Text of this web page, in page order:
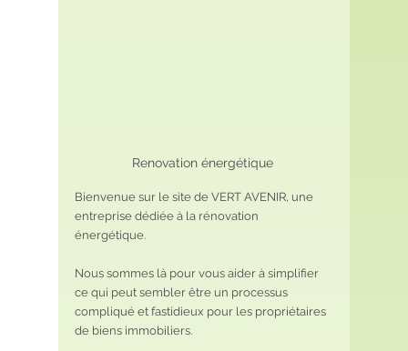
Renovation énergétique
Bienvenue sur le site de VERT AVENIR, une
entreprise dédiée à la rénovation
énergétique.
Nous sommes là pour vous aider à simplifier
ce qui peut sembler être un processus
compliqué et fastidieux pour les propriétaires
de biens immobiliers.